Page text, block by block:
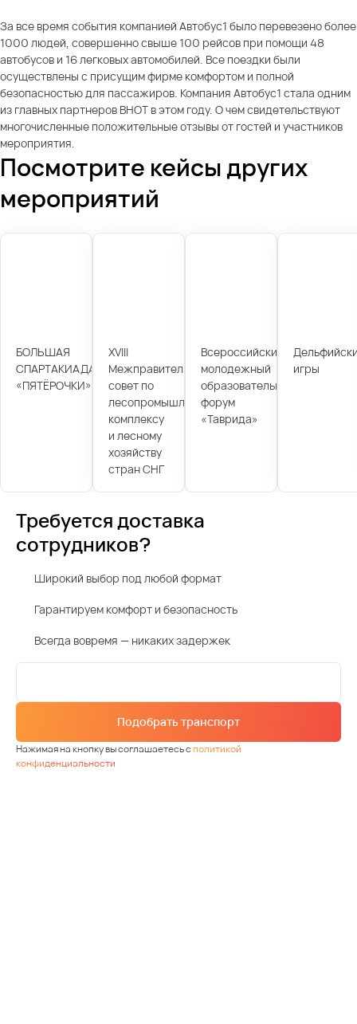
За все время события компанией Автобус1 было перевезено более
1000 людей, совершенно свыше 100 рейсов при помощи 48
автобусов и 16 легковых автомобилей. Все поездки были
осуществлены с присущим фирме комфортом и полной
безопасностью для пассажиров. Компания Автобус1 стала одним
из главных партнеров ВНОТ в этом году. О чем свидетельствуют
многочисленные положительные отзывы от гостей и участников
мероприятия.
Посмотрите кейсы других
мероприятий
БОЛЬШАЯ
СПАРТАКИАДА
«ПЯТЁРОЧКИ»
XVIII
Межправительственный
совет по
лесопромышленному
комплексу
и лесному
хозяйству
стран СНГ
Всероссийский
молодежный
образовательный
форум
«Таврида»
игры
Требуется доставка
сотрудников?
Широкий выбор под любой формат
Гарантируем комфорт и безопасность
Всегда вовремя — никаких задержек
Подобрать транспорт
Нажимая на кнопку вы соглашаетесь сполитикой
конфиденциальности